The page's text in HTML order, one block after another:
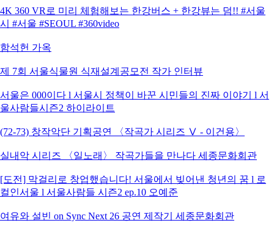
4K 360 VR로 미리 체험해보는 한강버스 + 한강뷰는 덤!! #서울
시 #서울 #SEOUL #360video
함석헌 가옥
제 7회 서울식물원 식재설계공모전 작가 인터뷰
서울은 000이다 l 서울시 정책이 바꾼 시민들의 진짜 이야기 l 서
울사람들시즌2 하이라이트
(72-73) 창작악단 기획공연 〈작곡가 시리즈 Ⅴ - 이건용〉
실내악 시리즈 〈일노래〉 작곡가들을 만나다 세종문화회관
[도전] 막걸리로 창업했습니다! 서울에서 빚어낸 청년의 꿈 l 로
컬인서울 l 서울사람들 시즌2 ep.10 오예준
여유와 설빈 on Sync Next 26 공연 제작기 세종문화회관